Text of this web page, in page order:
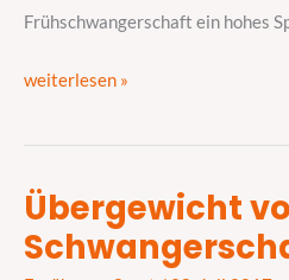
Frühschwangerschaft ein hohes
mir
weiterlesen »
Übergewicht
Übergewicht
vor